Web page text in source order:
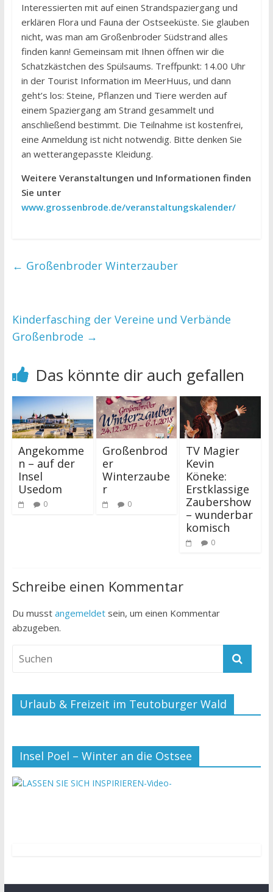
Interessierten mit auf einen Strandspaziergang und
erklären Flora und Fauna der Ostseeküste. Sie glauben
nicht, was man am Großenbroder Südstrand alles
finden kann! Gemeinsam mit Ihnen öffnen wir die
Schatzkästchen des Spülsaums. Treffpunkt: 14.00 Uhr
in der Tourist Information im MeerHuus, und dann
geht’s los: Steine, Pflanzen und Tiere werden auf
einem Spaziergang am Strand gesammelt und
anschließend bestimmt. Die Teilnahme ist kostenfrei,
eine Anmeldung ist nicht notwendig. Bitte denken Sie
an wetterangepasste Kleidung.
Weitere Veranstaltungen und Informationen finden
Sie unter
www.grossenbrode.de/veranstaltungskalender/
← Großenbroder Winterzauber
Kinderfasching der Vereine und Verbände
Großenbrode →
Das könnte dir auch gefallen
Angekomme
n – auf der
Insel
Usedom
0
Großenbrod
er
Winterzaube
r
0
TV Magier
Kevin
Köneke:
Erstklassige
Zaubershow
– wunderbar
komisch
0
Schreibe einen Kommentar
Du musst angemeldetsein, um einen Kommentar
abzugeben.
Urlaub & Freizeit im Teutoburger Wald
Insel Poel – Winter an die Ostsee
-Video-